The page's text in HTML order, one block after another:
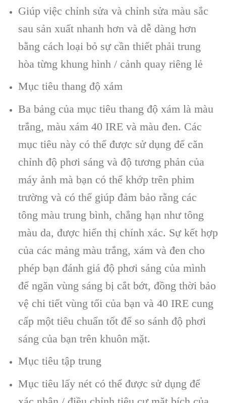
Giúp việc chỉnh sửa và chỉnh sửa màu sắc
sau sản xuất nhanh hơn và dễ dàng hơn
bằng cách loại bỏ sự cần thiết phải trung
hòa từng khung hình / cảnh quay riêng lẻ
Mục tiêu thang độ xám
Ba bảng của mục tiêu thang độ xám là màu
trắng, màu xám 40 IRE và màu đen. Các
mục tiêu này có thể được sử dụng để căn
chỉnh độ phơi sáng và độ tương phản của
máy ảnh mà bạn có thể khớp trên phim
trường và có thể giúp đảm bảo rằng các
tông màu trung bình, chẳng hạn như tông
màu da, được hiển thị chính xác. Sự kết hợp
của các mảng màu trắng, xám và đen cho
phép bạn đánh giá độ phơi sáng của mình
để ngăn vùng sáng bị cắt bớt, đồng thời bảo
vệ chi tiết vùng tối của bạn và 40 IRE cung
cấp một tiêu chuẩn tốt để so sánh độ phơi
sáng của bạn trên khuôn mặt.
Mục tiêu tập trung
Mục tiêu lấy nét có thể được sử dụng để